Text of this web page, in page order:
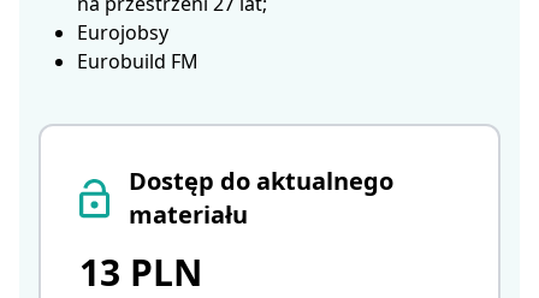
Dostęp do aktualnego
materiału
13 PLN
Eurojobsy
Eurobuild FM